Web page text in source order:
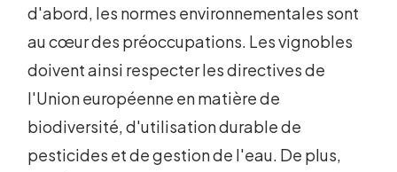
d'abord, les normes environnementales sont
au cœur des préoccupations. Les vignobles
doivent ainsi respecter les directives de
l'Union européenne en matière de
biodiversité, d'utilisation durable de
pesticides et de gestion de l'eau. De plus,